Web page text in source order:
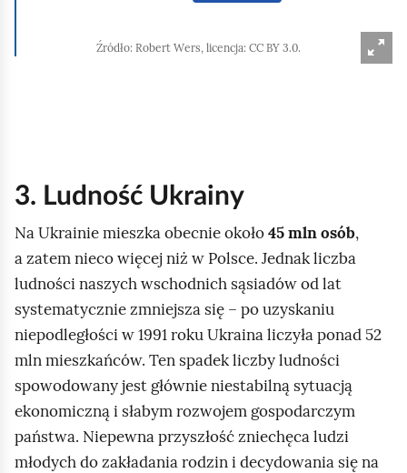
e
d
a
g
e
r
a
Źródło: Robert Wers, licencja: CC BY 3.0.
3. Ludność Ukrainy
Na Ukrainie mieszka obecnie około45 mln osób,
a zatem nieco więcej niż w Polsce. Jednak liczba
ludności naszych wschodnich sąsiadów od lat
systematycznie zmniejsza się – po uzyskaniu
niepodległości w 1991 roku Ukraina liczyła ponad 52
mln mieszkańców. Ten spadek liczby ludności
spowodowany jest głównie niestabilną sytuacją
ekonomiczną i słabym rozwojem gospodarczym
państwa. Niepewna przyszłość zniechęca ludzi
młodych do zakładania rodzin i decydowania się na